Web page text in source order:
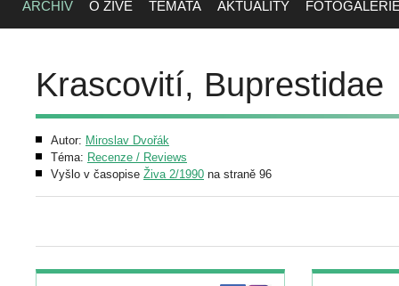
ARCHIV O ŽIVĚ TÉMATA AKTUALITY
Krascovití, Buprestidae
Autor: Miroslav Dvořák
Téma: Recenze / Reviews
Vyšlo v časopise Živa 2/1990 na straně 96